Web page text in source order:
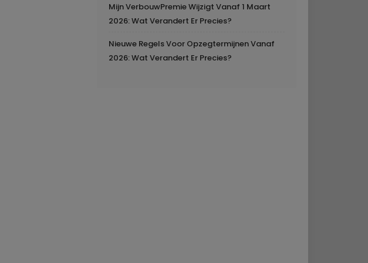
Mijn VerbouwPremie Wijzigt Vanaf 1 Maart
2026: Wat Verandert Er Precies?
Nieuwe Regels Voor Opzegtermijnen Vanaf
2026: Wat Verandert Er Precies?